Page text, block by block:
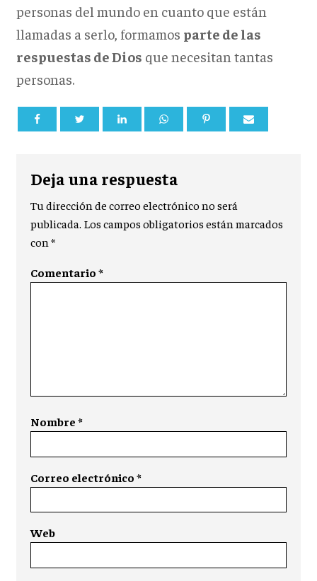
personas del mundo en cuanto que están
llamadas a serlo, formamos parte de las
respuestas de Dios que necesitan tantas
personas.
Deja una respuesta
Tu dirección de correo electrónico no será
publicada. Los campos obligatorios están marcados
con*
Comentario*
Nombre*
Correo electrónico*
Web